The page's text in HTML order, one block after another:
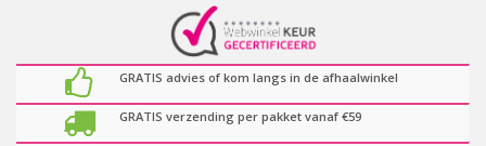
GRATIS advies of kom langs in de afhaalwinkel
GRATIS verzending per pakket vanaf €59